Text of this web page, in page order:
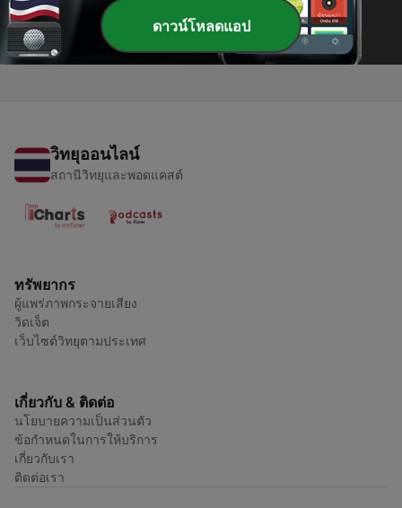
1 - Episode 22
28 ต.ค. 2018
วิทยุออนไลน์
สถานีวิทยุและพอดแคสต์
ทรัพยากร
ผู้แพร่ภาพกระจายเสียง
วิดเจ็ต
เว็บไซต์วิทยุตามประเทศ
เกี่ยวกับ & ติดต่อ
นโยบายความเป็นส่วนตัว
ข้อกำหนดในการให้บริการ
เกี่ยวกับเรา
ติดต่อเรา
ดาวน์โหลดแอป